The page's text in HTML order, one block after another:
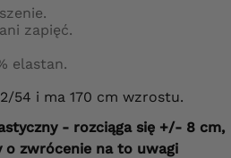
zapięć.
elastan.
54 i ma 170 cm wzrostu.
- rozciąga się +/- 8 cm,
o zwrócenie na to uwagi